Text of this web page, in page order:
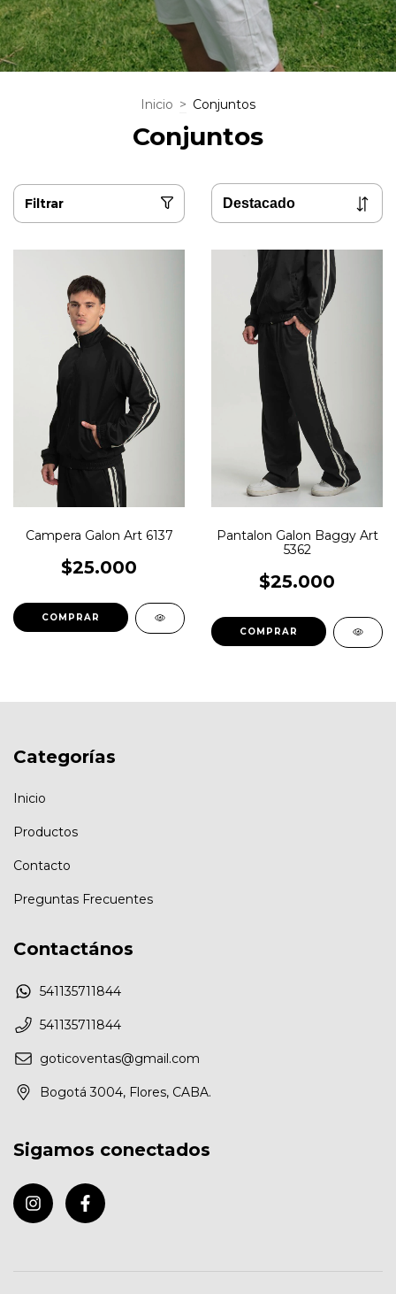
Inicio > Conjuntos
Conjuntos
Filtrar
Campera Galon Art 6137
$25.000
COMPRAR
Pantalon Galon Baggy Art
5362
$25.000
COMPRAR
Categorías
Inicio
Productos
Contacto
Preguntas Frecuentes
Contactános
541135711844
541135711844
goticoventas@gmail.com
Bogotá 3004, Flores, CABA.
Sigamos conectados